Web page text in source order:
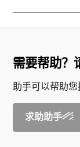
需要帮助？
助手可以帮助您
求助助手